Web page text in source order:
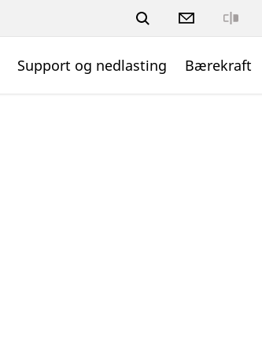
Support og nedlasting Bærekraft